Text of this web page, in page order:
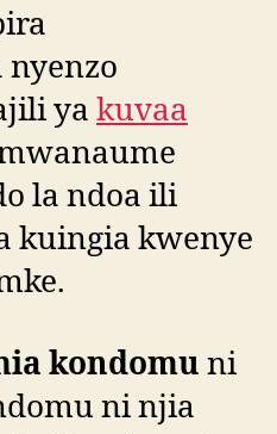
ya kuvaa
la ndoa ili
kuingia kwenye
kondomu ni
ni njia